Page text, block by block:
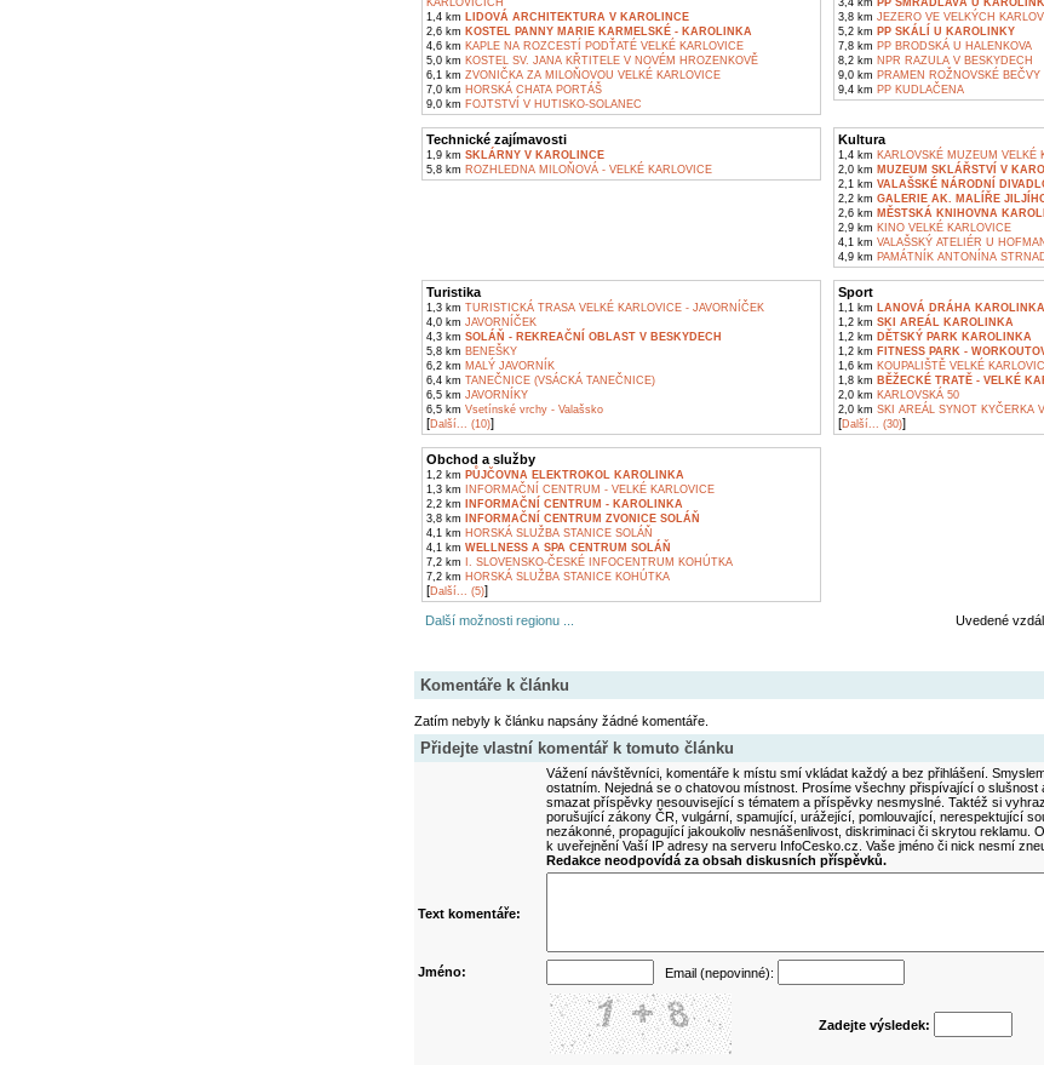
KARLOVICÍCH
1,4 km LIDOVÁ ARCHITEKTURA V KAROLINCE
2,6 km KOSTEL PANNY MARIE KARMELSKÉ - KAROLINKA
4,6 km KAPLE NA ROZCESTÍ PODŤATÉ VELKÉ KARLOVICE
5,0 km KOSTEL SV. JANA KŘTITELE V NOVÉM HROZENKOVĚ
6,1 km ZVONIČKA ZA MILOŇOVOU VELKÉ KARLOVICE
7,0 km HORSKÁ CHATA PORTÁŠ
9,0 km FOJTSTVÍ V HUTISKO-SOLANEC
3,4 km PP SMRADLAVÁ U
3,8 km JEZERO VE VELKÝCH
5,2 km PP SKÁLÍ U KAROLINKY
7,8 km PP BRODSKÁ U HALENKOVA
8,2 km NPR RAZULA V BESKYDECH
9,0 km PRAMEN ROŽNOVSKÉ BEČVY
9,4 km PP KUDLAČENA
Technické zajímavosti
1,9 km SKLÁRNY V KAROLINCE
5,8 km ROZHLEDNA MILOŇOVÁ - VELKÉ KARLOVICE
Kultura
1,4 km KARLOVSKÉ MUZEUM VELKÉ
2,0 km MUZEUM SKLÁŘSTVÍ V
2,1 km VALAŠSKÉ NÁRODNÍ
2,2 km GALERIE AK. MALÍŘE
2,6 km MĚSTSKÁ KNIHOVNA
2,9 km KINO VELKÉ KARLOVICE
4,1 km VALAŠSKÝ ATELIÉR U
4,9 km PAMÁTNÍK ANTONÍNA
Turistika
1,3 km TURISTICKÁ TRASA VELKÉ KARLOVICE - JAVORNÍČEK
4,0 km JAVORNÍČEK
4,3 km SOLÁŇ - REKREAČNÍ OBLAST V BESKYDECH
5,8 km BENEŠKY
6,2 km MALÝ JAVORNÍK
6,4 km TANEČNICE (VSÁCKÁ TANEČNICE)
6,5 km JAVORNÍKY
6,5 km Vsetínské vrchy - Valašsko
[Další... (10)]
Sport
1,1 km LANOVÁ DRÁHA KAROLINKA
1,2 km SKI AREÁL KAROLINKA
1,2 km DĚTSKÝ PARK KAROLINKA
1,2 km FITNESS PARK -
1,6 km KOUPALIŠTĚ VELKÉ
1,8 km BĚŽECKÉ TRATĚ - VELKÉ
2,0 km KARLOVSKÁ 50
2,0 km SKI AREÁL SYNOT KYČERKA
[Další... (30)]
Obchod a služby
1,2 km PŮJČOVNA ELEKTROKOL KAROLINKA
1,3 km INFORMAČNÍ CENTRUM - VELKÉ KARLOVICE
2,2 km
INFORMAČNÍ CENTRUM - KAROLINKA
3,8 km
INFORMAČNÍ CENTRUM ZVONICE SOLÁŇ
4,1 km HORSKÁ SLUŽBA STANICE SOLÁŇ
4,1 km WELLNESS A SPA CENTRUM SOLÁŇ
7,2 km I. SLOVENSKO-ČESKÉ INFOCENTRUM KOHÚTKA
7,2 km HORSKÁ SLUŽBA STANICE KOHÚTKA
[Další... (5)]
Další možnosti regionu ... Uvedené
Komentáře k článku
Zatím nebyly k článku napsány žádné komentáře.
Přidejte vlastní komentář k tomuto článku
Vážení návštěvníci, komentáře k místu smí vkládat každý a bez přihlášení.
ostatním. Nejedná se o chatovou místnost. Prosíme všechny přispívající o slušnost
smazat příspěvky nesouvisející s tématem a příspěvky nesmyslné. Taktéž si
porušující zákony ČR, vulgární, spamující, urážející, pomlouvající, nerespektující
nezákonné, propagující jakoukoliv nesnášenlivost, diskriminaci či skrytou reklamu.
k uveřejnění Vaší IP adresy na serveru InfoCesko.cz. Vaše jméno či nick nesmí
Redakce neodpovídá za obsah diskusních příspěvků.
Text komentáře:
Jméno: Email (nepovinné):
Zadejte výsledek: